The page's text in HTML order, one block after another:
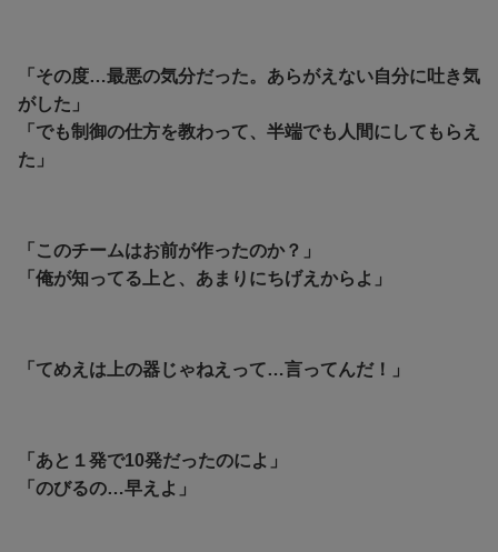
「その度…最悪の気分だった。あらがえない自分に吐き気
がした」
「でも制御の仕方を教わって、半端でも人間にしてもらえ
た」
「このチームはお前が作ったのか？」
「俺が知ってる上と、あまりにちげえからよ」
「てめえは上の器じゃねえって…言ってんだ！」
「あと１発で10発だったのによ」
「のびるの…早えよ」